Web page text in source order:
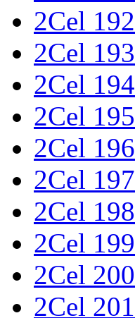
2Cel 192
2Cel 193
2Cel 194
2Cel 195
2Cel 196
2Cel 197
2Cel 198
2Cel 199
2Cel 200
2Cel 201